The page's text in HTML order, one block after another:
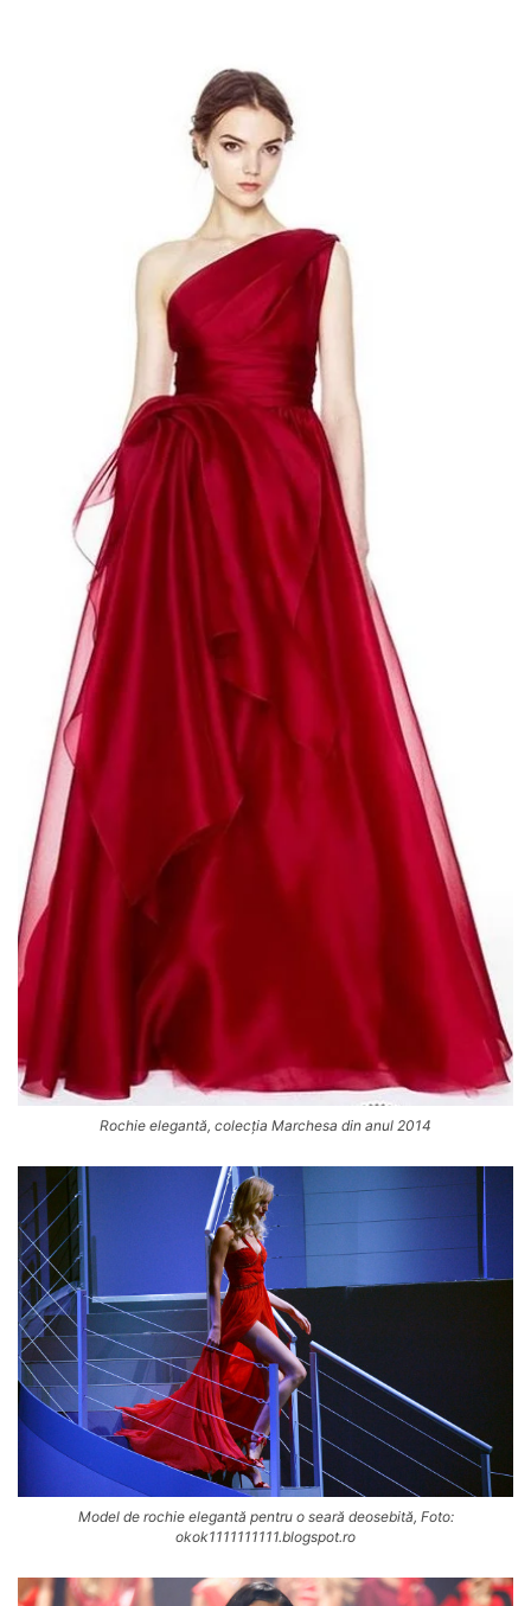
Rochie elegantă, colecția Marchesa din anul 2014
Model de rochie elegantă pentru o seară deosebită, Foto:
okok1111111111.blogspot.ro